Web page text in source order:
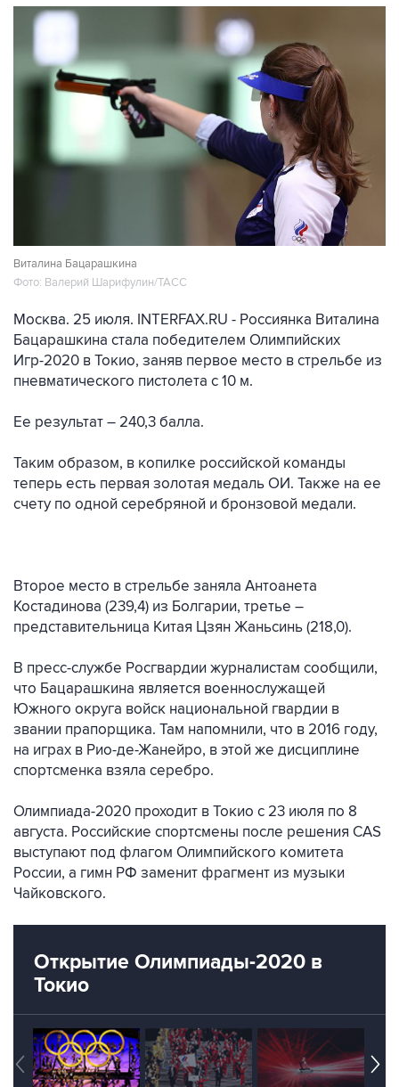
Виталина Бацарашкина
Фото: Валерий Шарифулин/ТАСС
Москва. 25 июля. INTERFAX.RU - Россиянка Виталина
Бацарашкина стала победителем Олимпийских
Игр-2020 в Токио, заняв первое место в стрельбе из
пневматического пистолета с 10 м.
Ее результат – 240,3 балла.
Таким образом, в копилке российской команды
теперь есть первая золотая медаль ОИ. Также на ее
счету по одной серебряной и бронзовой медали.
Второе место в стрельбе заняла Антоанета
Костадинова (239,4) из Болгарии, третье –
представительница Китая Цзян Жаньсинь (218,0).
В пресс-службе Росгвардии журналистам сообщили,
что Бацарашкина является военнослужащей
Южного округа войск национальной гвардии в
звании прапорщика. Там напомнили, что в 2016 году,
на играх в Рио-де-Жанейро, в этой же дисциплине
спортсменка взяла серебро.
Олимпиада-2020 проходит в Токио с 23 июля по 8
августа. Российские спортсмены после решения CAS
выступают под флагом Олимпийского комитета
России, а гимн РФ заменит фрагмент из музыки
Чайковского.
Открытие Олимпиады-2020 в
Токио